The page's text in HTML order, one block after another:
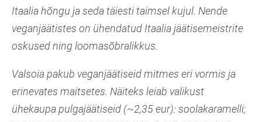
Itaalia hõngu ja seda täiesti taimsel kujul. Nende
veganjäätistes on ühendatud Itaalia jäätisemeistrite
oskused ning loomasõbralikkus.
Valsoia pakub veganjäätiseid mitmes eri vormis ja
erinevates maitsetes. Näiteks leiab valikust
ühekaupa pulgajäätiseid (~2,35 eur): soolakaramelli;